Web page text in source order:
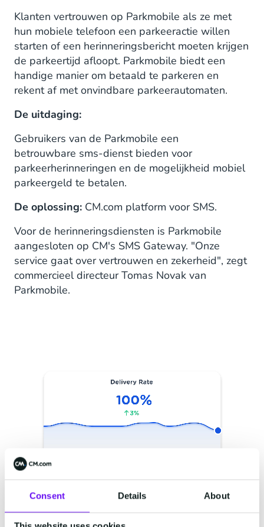
Consent Details About
Klanten vertrouwen op Parkmobile als ze met
hun mobiele telefoon een parkeeractie willen
starten of een herinneringsbericht moeten krijgen
de parkeertijd afloopt. Parkmobile biedt een
handige manier om betaald te parkeren en
rekent af met onvindbare parkeerautomaten.
De uitdaging:
Gebruikers van de Parkmobile een
betrouwbare sms-dienst bieden voor
parkeerherinneringen en de mogelijkheid mobiel
parkeergeld te betalen.
De oplossing: CM.com platform voor SMS.
Voor de herinneringsdiensten is Parkmobile
aangesloten op CM's SMS Gateway. "Onze
service gaat over vertrouwen en zekerheid", zegt
commercieel directeur Tomas Novak van
Parkmobile.
Snelle en veilige
afhandeling